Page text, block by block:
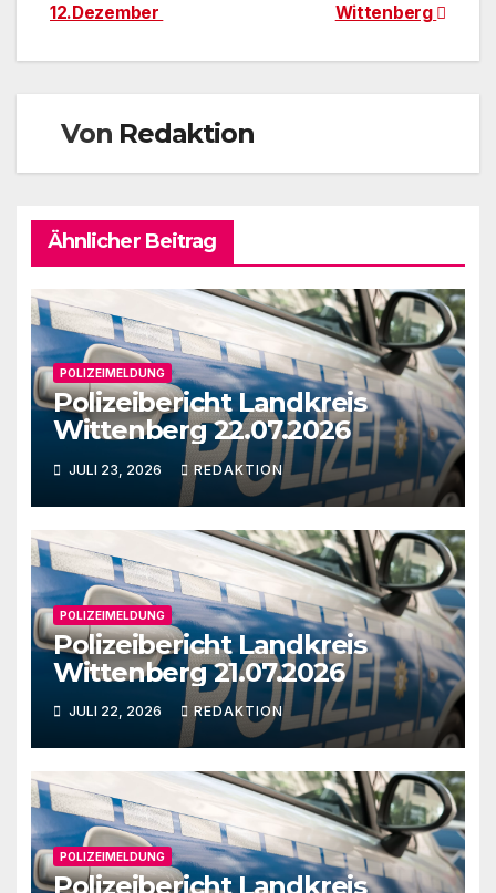
Wittenberg
12.Dezember
Von Redaktion
Ähnlicher Beitrag
POLIZEIMELDUNG
Polizeibericht Landkreis
Wittenberg 22.07.2026
JULI 23, 2026 REDAKTION
POLIZEIMELDUNG
Polizeibericht Landkreis
Wittenberg 21.07.2026
JULI 22, 2026 REDAKTION
POLIZEIMELDUNG
Polizeibericht Landkreis